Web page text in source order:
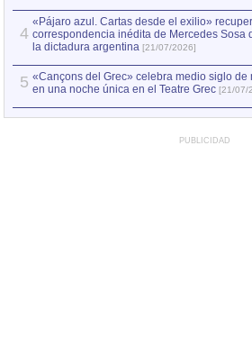
4
«Pájaro azul. Cartas desde el exilio»
correspondencia inédita de Mercedes Sosa
la dictadura argentina [21/07/2026]
5 «Cançons del Grec» celebra medio siglo de
en una noche única en el Teatre Grec [21/07/
PUBLICIDAD